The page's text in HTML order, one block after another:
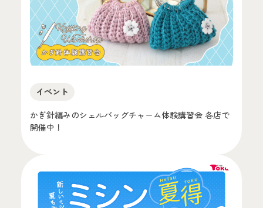
イベント
かぎ針編みのシェルバッグチャーム体験講習会 各店で
開催中！